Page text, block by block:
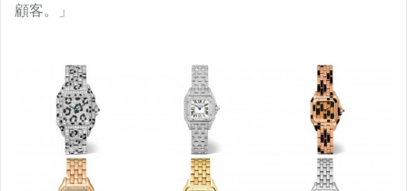
顧客。」